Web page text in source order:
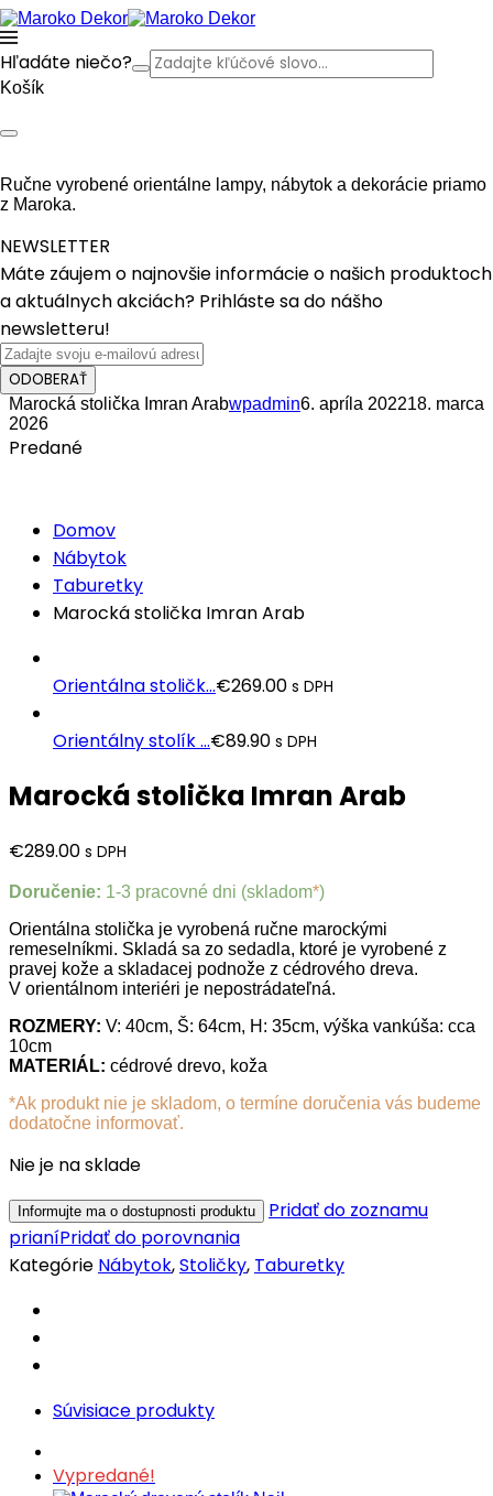
Hľadáte niečo?
Košík
Ručne vyrobené orientálne lampy, nábytok a dekorácie priamo
z Maroka.
NEWSLETTER
Máte záujem o najnovšie informácie o našich produktoch
a aktuálnych akciách? Prihláste sa do nášho
newsletteru!
ODOBERAŤ
Marocká stolička Imran Arabwpadmin6. apríla 202218. marca
2026
Predané
Domov
Nábytok
Taburetky
Marocká stolička Imran Arab
Orientálna stoličk...€269.00 s DPH
Orientálny stolík ...€89.90 s DPH
Marocká stolička Imran Arab
€289.00 s DPH
Doručenie: 1-3 pracovné dni (skladom*)
Orientálna stolička je vyrobená ručne marockými
remeselníkmi. Skladá sa zo sedadla, ktoré je vyrobené z
pravej kože a skladacej podnože z cédrového dreva.
V orientálnom interiéri je nepostrádateľná.
ROZMERY: V: 40cm, Š: 64cm, H: 35cm, výška vankúša: cca
10cm
MATERIÁL: cédrové drevo, koža
*Ak produkt nie je skladom, o termíne doručenia vás budeme
dodatočne informovať.
Nie je na sklade
Pridať do zoznamu
prianíPridať do porovnania
Kategórie Nábytok,Stoličky, Taburetky
Súvisiace produkty
Vypredané!